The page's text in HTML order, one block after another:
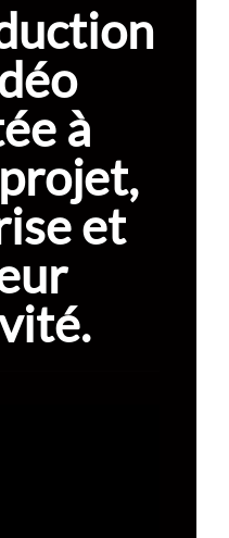
à
et